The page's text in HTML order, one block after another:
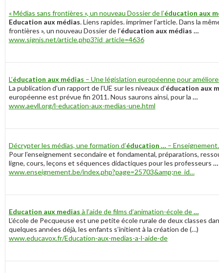
« Médias sans frontières », un nouveau Dossier de l’éducation aux
Education aux médias. Liens rapides. imprimer l’article. Dans la
frontières », un nouveau Dossier de l’éducation aux médias …
www.signis.net/article.php3?id_article=4636
L’éducation aux médias – Une législation européenne pour
La publication d’un rapport de l’UE sur les niveaux d’éducation aux
européenne est prévue fin 2011. Nous saurons ainsi, pour la …
www.aevll.org/l-education-aux-medias-une.html
Décrypter les médias, une formation d’éducation … –
Pour l’enseignement secondaire et fondamental, préparations,
ligne, cours, leçons et séquences didactiques pour les professeurs …
www.enseignement.be/index.php?page=25703&amp;ne_id…
Education aux medias à l’aide de films d’animation-école de…
L’école de Pecqueuse est une petite école rurale de deux classes
quelques années déjà, les enfants s’initient à la création de (…)
www.educavox.fr/Education-aux-medias-a-l-aide-de